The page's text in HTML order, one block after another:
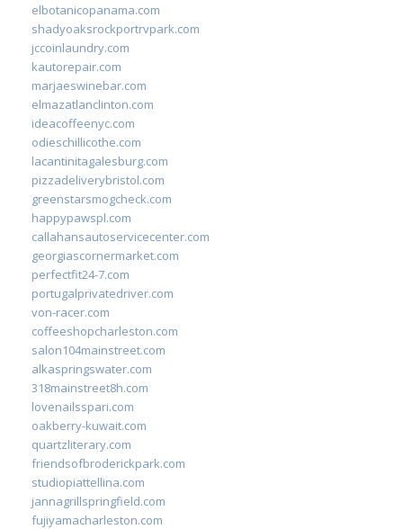
elbotanicopanama.com
shadyoaksrockportrvpark.com
jccoinlaundry.com
kautorepair.com
marjaeswinebar.com
elmazatlanclinton.com
ideacoffeenyc.com
odieschillicothe.com
lacantinitagalesburg.com
pizzadeliverybristol.com
greenstarsmogcheck.com
happypawspl.com
callahansautoservicecenter.com
georgiascornermarket.com
perfectfit24-7.com
portugalprivatedriver.com
von-racer.com
coffeeshopcharleston.com
salon104mainstreet.com
alkaspringswater.com
318mainstreet8h.com
lovenailsspari.com
oakberry-kuwait.com
quartzliterary.com
friendsofbroderickpark.com
studiopiattellina.com
jannagrillspringfield.com
fujiyamacharleston.com